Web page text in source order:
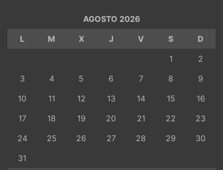
AGOSTO 2026
L
M X J V S
D
1
2
3
4 5 6 7 8
9
10
11 12 13 14 15
16
17
18 19 20 21 22
23
24
25 26 27 28 29
30
31